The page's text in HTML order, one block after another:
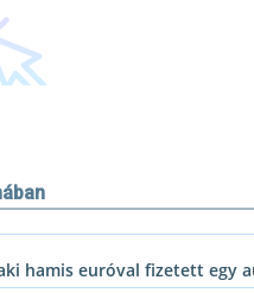
hamis euróval fizetett egy